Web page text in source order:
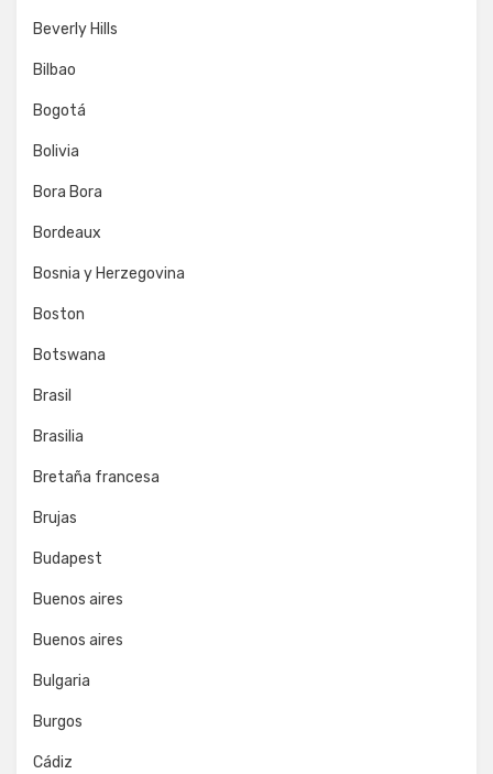
Beverly Hills
Bilbao
Bogotá
Bolivia
Bora Bora
Bordeaux
Bosnia y Herzegovina
Boston
Botswana
Brasil
Brasilia
Bretaña francesa
Brujas
Budapest
Buenos aires
Buenos aires
Bulgaria
Burgos
Cádiz